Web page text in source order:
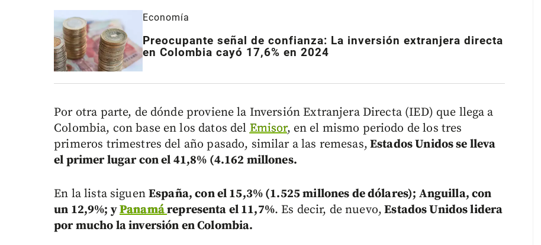
Economía
Preocupante señal de confianza: La inversión extranjera directa
en Colombia cayó 17,6% en 2024
Por otra parte, de dónde proviene la Inversión Extranjera Directa (IED) que llega a
Colombia, con base en los datos del Emisor, en el mismo periodo de los tres
primeros trimestres del año pasado, similar a las remesas, Estados Unidos se lleva
el primer lugar con el 41,8% (4.162 millones.
En la lista siguenEspaña, con el 15,3% (1.525 millones de dólares); Anguilla, con
un 12,9%; yPanamárepresenta el 11,7%. Es decir, de nuevo, Estados Unidos lidera
por mucho la inversión en Colombia.